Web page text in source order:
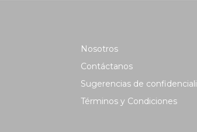
Nosotros
Contáctanos
Sugerencias de
Términos y Condiciones